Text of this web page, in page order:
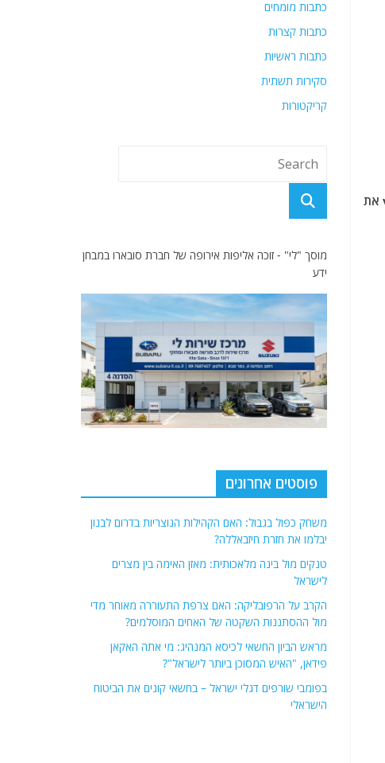
הטילים הבליסטיים הראשונים פותחו בגרמניה בסוף מלחמת העולם השנייה ואז הגרמנים הפציצו בטילים בליסטים מסוג v2 את
כתבות מומחים
כתבות קצרות
כתבות ראשיות
סקירות תשתית
קריקטורות
מוסך "לי" - זוכה אליפות אירופה של חברת סובארו במבחן
ידע
פוסטים אחרונים
משחק כפול בגבול: האם הקהילות הנוצריות בדרום לבנון
יבלמו את חזרת חיזבאללה?
טנקים מול בינה מלאכותית: מאזן האימה בין מצרים
לישראל
הקרב על הרפובליקה: האם צרפת התעוררה מאוחר מדי
מול ההסתננות השקטה של האחים המוסלמים?
מראש הביון החשאי לכיסא המנהיג: מי אתה האקאן
פידאן, "האיש המסוכן ביותר לישראל"?
בפומבי שורפים דגלי ישראל – בחשאי קונים את הביטוח
הישראלי